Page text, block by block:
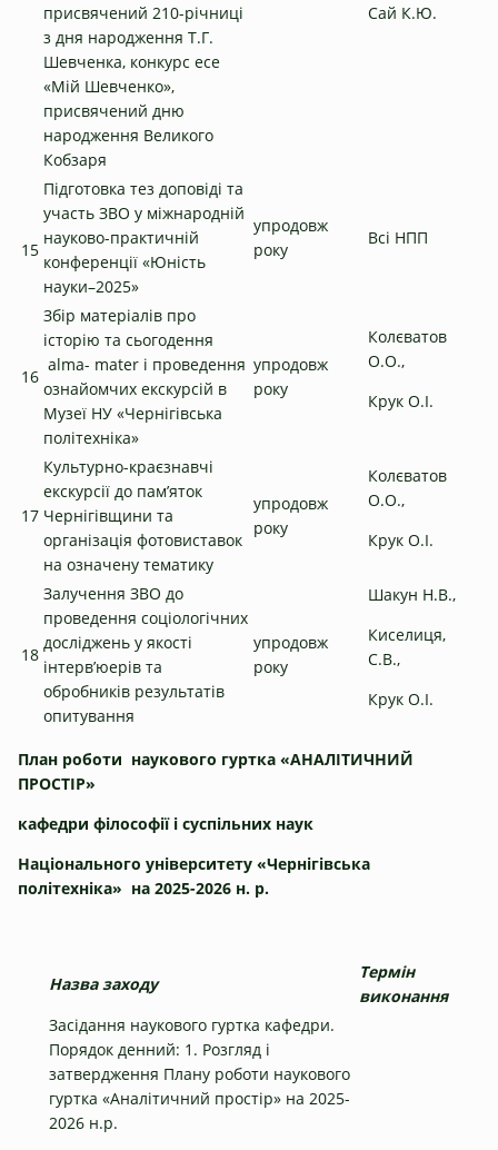
присвячений 210-річниці
з дня народження Т.Г.
Шевченка, конкурс есе
«Мій Шевченко»,
присвячений дню
народження Великого
Кобзаря
Сай К.Ю.
15
Підготовка тез доповіді та
участь ЗВО у міжнародній
науково-практичній
конференції «Юність
науки–2025»
упродовж
року
Всі НПП
16
Збір матеріалів про
історію та сьогодення
alma- mater і проведення
ознайомчих екскурсій в
Музеї НУ «Чернігівська
політехніка»
упродовж
року
Колєватов
О.О.,
Крук О.І.
17
Культурно-краєзнавчі
екскурсії до пам’яток
Чернігівщини та
організація фотовиставок
на означену тематику
упродовж
року
Колєватов
О.О.,
Крук О.І.
18
Залучення ЗВО до
проведення соціологічних
досліджень у якості
інтерв’юерів та
обробників результатів
опитування
упродовж
року
Шакун Н.В.,
Киселиця,
С.В.,
Крук О.І.
План роботи наукового гуртка «АНАЛІТИЧНИЙ
ПРОСТІР»
кафедри філософії і суспільних наук
Національного університету «Чернігівська
політехніка» на 2025-2026 н. р.
Назва заходу
Термін
виконання
Засідання наукового гуртка кафедри.
Порядок денний: 1. Розгляд і
затвердження Плану роботи наукового
гуртка «Аналітичний простір» на 2025-
2026 н.р.